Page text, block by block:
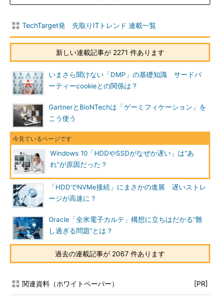
TechTarget発 先取りITトレンド 連載一覧
新しい連載記事が 2271 件あります
いまさら聞けない「DMP」の基礎知識 サードパ
ーティーcookieとの関係は？
GartnerとBioNTechは「ゲーミフィケーション」を
こう使う
Windows 10「HDDやSSDがなぜか遅い」は“あ
れ”が原因だった？
「HDDでNVMe接続」にまさかの進展 遅いストレ
ージが高速に？
Oracle「全米電子カルテ」構想に立ちはだかる“難
し過ぎる問題”とは？
過去の連載記事が 2067 件あります
関連資料（ホワイトペーパー） [PR]